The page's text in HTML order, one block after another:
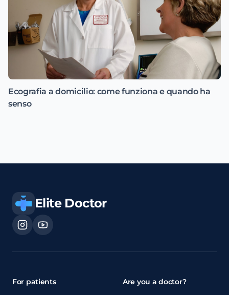
Ecografia a domicilio: come funziona e quando ha
senso
Elite Doctor
For patients
Are you a doctor?